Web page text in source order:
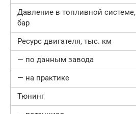
Давление в топливной системе,
бар
Ресурс двигателя, тыс. км
— по данным завода
— на практике
Тюнинг